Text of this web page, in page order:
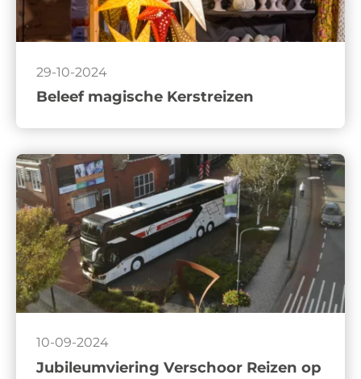
29-10-2024
Beleef magische Kerstreizen
10-09-2024
Jubileumviering Verschoor Reizen op